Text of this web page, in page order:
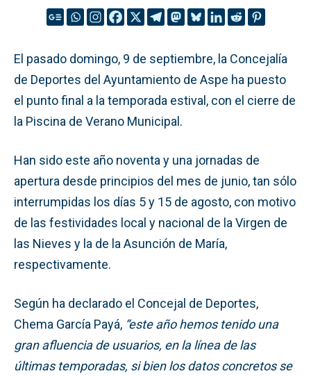
El pasado domingo, 9 de septiembre, la Concejalía
de Deportes del Ayuntamiento de Aspe ha puesto
el punto final a la temporada estival, con el cierre de
la Piscina de Verano Municipal.
Han sido este año noventa y una jornadas de
apertura desde principios del mes de junio, tan sólo
interrumpidas los días 5 y 15 de agosto, con motivo
de las festividades local y nacional de la Virgen de
las Nieves y la de la Asunción de María,
respectivamente.
Según ha declarado el Concejal de Deportes,
Chema García Payá, “este año hemos tenido una
gran afluencia de usuarios, en la línea de las
últimas temporadas, si bien los datos concretos se